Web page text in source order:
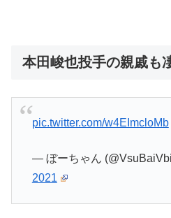
本田峻也投手の親戚も
pic.twitter.com/w4EImcloMb
— ぼーちゃん
2021